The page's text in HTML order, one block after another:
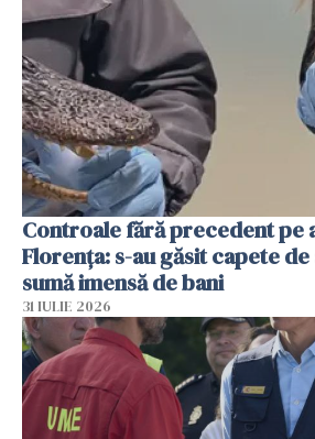
Controale fără precedent pe
Florența: s-au găsit capete
sumă imensă de bani
31 IULIE 2026